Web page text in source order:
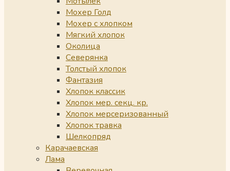
Мохер Голд
Мохер с хлопком
Мягкий хлопок
Околица
Северянка
Толстый хлопок
Фантазия
Хлопок классик
Хлопок мер. секц. кр.
Хлопок мерсеризованный
Хлопок травка
Шелкопряд
Карачаевская
Лама